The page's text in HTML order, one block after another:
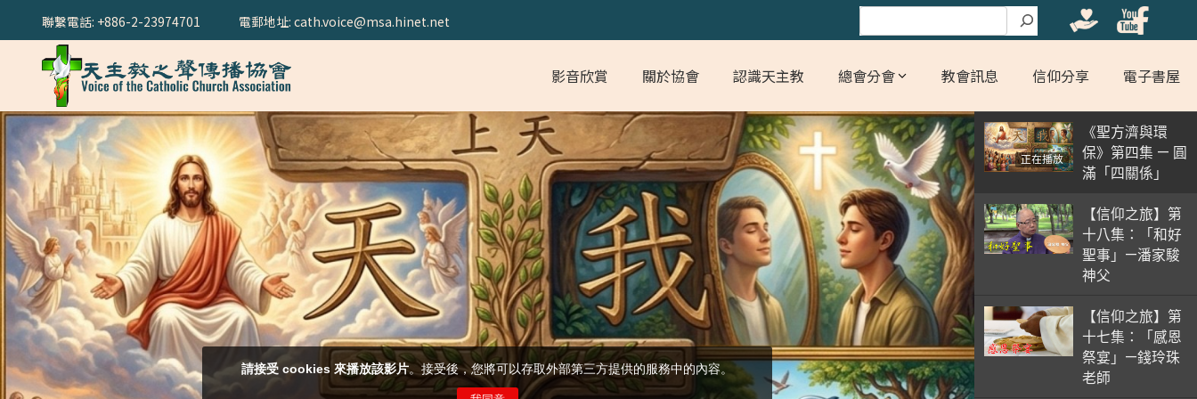
聯繫電話: +886-2-23974701 搜尋
電郵地址: cath.voice@msa.hinet.net
影音欣賞 關於協會 認識天主教 總會分會 教會訊息 信仰分享 電子書屋
正在播放
《聖方濟與環
保》第四集 — 圓
滿「四關係」
【信仰之旅】第
十八集：「和好
聖事」—潘家駿
神父
【信仰之旅】第
十七集：「感恩
祭宴」—錢玲珠
老師